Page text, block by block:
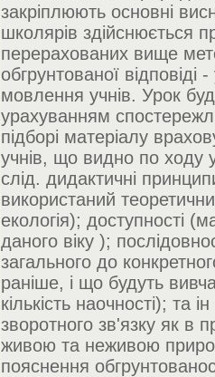
закріплюють основні
школярів здійснюється
перерахованих вище
обгрунтованої
мовлення учнів. Урок
урахуванням
підборі матеріалу
учнів, що видно по ходу
слід. дидактичні
використаний
екологія); доступності
даного віку );
загального до
раніше, і що будуть
кількість наочності); та
зворотного зв'язку як в
живою та неживою
пояснення